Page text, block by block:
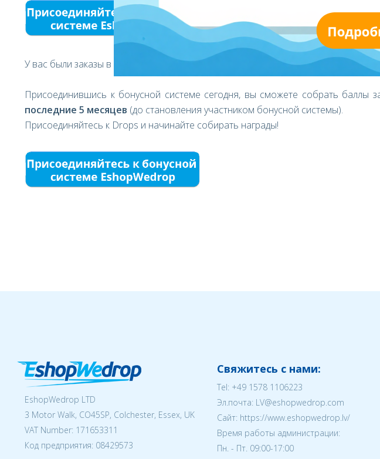
У вас были заказы в за последние 5 месяцев?
Присоединившись к бонусной системе сегодня, вы сможете собрать баллы
последние 5 месяцев (до становления участником бонусной системы).
Присоединяйтесь к Drops и начинайте собирать награды!
EshopWedrop LTD
3 Motor Walk, CO45SP, Colchester, Essex, UK
VAT Number: 171653311
Код предприятия: 08429573
Свяжитесь с нами:
Tel: +49 1578 1106223
Эл.почта: LV@eshopwedrop.com
Cайт: https://www.eshopwedrop.lv/
Время работы администрации:
Пн. - Пт. 09:00-17:00